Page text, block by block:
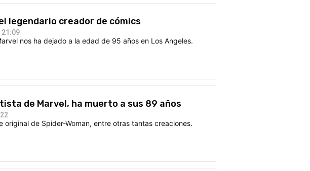
legendario creador de cómics
21:09
nos ha dejado a la edad de 95 años en Los Angeles.
de Marvel, ha muerto a sus 89 años
original de Spider-Woman, entre otras tantas creaciones.